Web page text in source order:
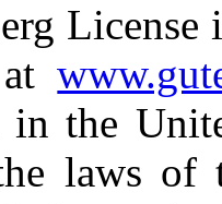
at
in the
laws of